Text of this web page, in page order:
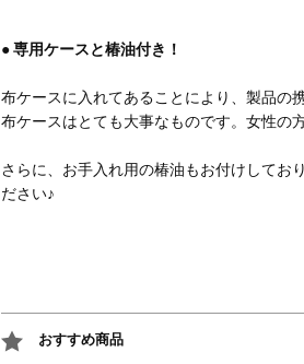
● 専用ケースと椿油付き！
布ケースに入れてあることにより、製品の
布ケースはとても大事なものです。女性の
さらに、お手入れ用の椿油もお付けしてお
ださい♪
おすすめ商品